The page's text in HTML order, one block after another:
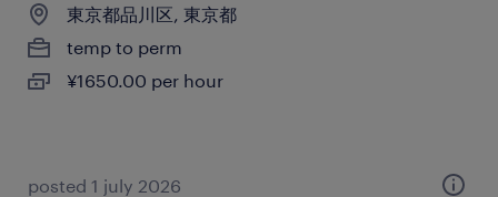
東京都品川区, 東京都
temp to perm
¥1650.00 per hour
posted 1 july 2026